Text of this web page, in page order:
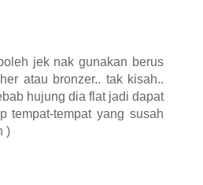
jek nak gunakan berus
atau bronzer.. tak kisah..
hujung dia flat jadi dapat
tempat-tempat yang susah
)